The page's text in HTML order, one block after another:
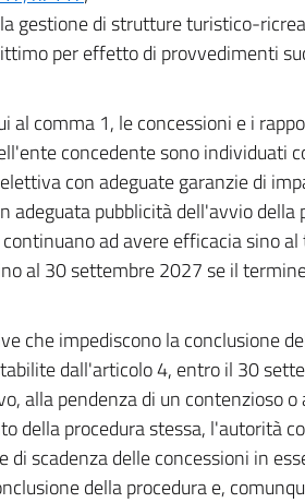
gestione di strutture turistico-
per effetto di provvedimenti
al comma 1, le concessioni e i
concedente sono individuati
con adeguate garanzie di
adeguata pubblicità dell'avvio della
ad avere efficacia sino
al 30 settembre 2027 se il
che impediscono la conclusione
dall'articolo 4, entro il 30
alla pendenza di un contenzioso
della procedura stessa, l'autorità
scadenza delle concessioni in
della procedura e,